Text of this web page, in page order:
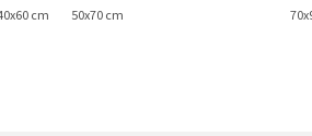
cm 50x70 cm